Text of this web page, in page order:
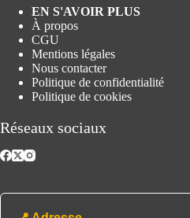
EN S'AVOIR PLUS
À propos
CGU
Mentions légales
Nous contacter
Politique de confidentialité
Politique de cookies
Réseaux sociaux